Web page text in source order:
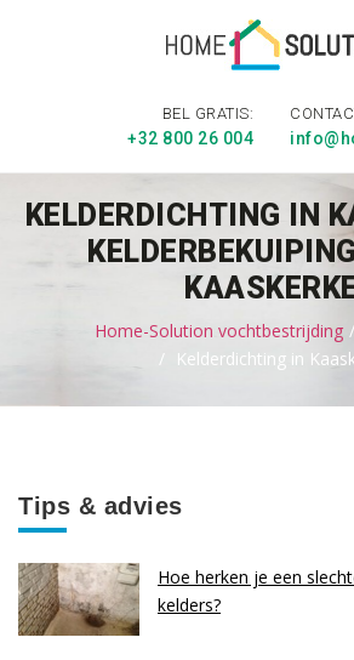
BEL GRATIS:
+32 800 26 004
KELDERDICHTING IN
Home-Solution vochtbestrijding
Kelderdichting in
Tips & advies
Hoe herken je een
kelders?